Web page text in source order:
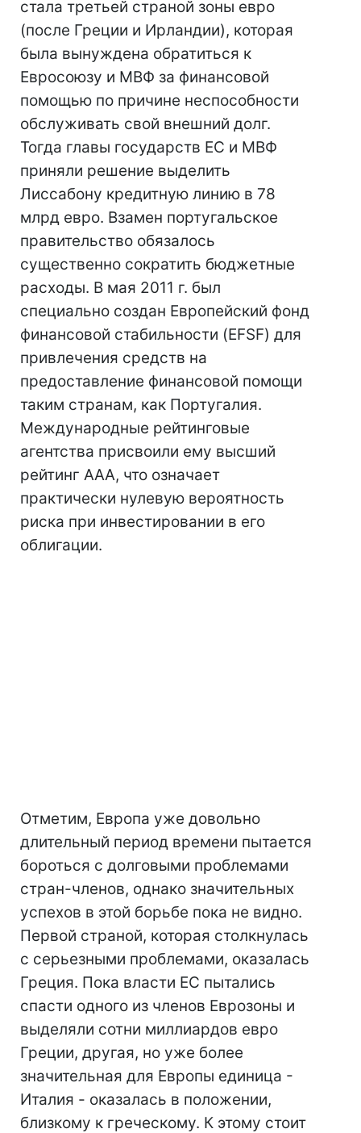
стала третьей страной зоны евро
(после Греции и Ирландии), которая
была вынуждена обратиться к
Евросоюзу и МВФ за финансовой
помощью по причине неспособности
обслуживать свой внешний долг.
Тогда главы государств ЕС и МВФ
приняли решение выделить
Лиссабону кредитную линию в 78
млрд евро. Взамен португальское
правительство обязалось
существенно сократить бюджетные
расходы. В мая 2011 г. был
специально создан Европейский фонд
финансовой стабильности (EFSF) для
привлечения средств на
предоставление финансовой помощи
таким странам, как Португалия.
Международные рейтинговые
агентства присвоили ему высший
рейтинг ААА, что означает
практически нулевую вероятность
риска при инвестировании в его
облигации.
Отметим, Европа уже довольно
длительный период времени пытается
бороться с долговыми проблемами
стран-членов, однако значительных
успехов в этой борьбе пока не видно.
Первой страной, которая столкнулась
с серьезными проблемами, оказалась
Греция. Пока власти ЕС пытались
спасти одного из членов Еврозоны и
выделяли сотни миллиардов евро
Греции, другая, но уже более
значительная для Европы единица -
Италия - оказалась в положении,
близкому к греческому. К этому стоит